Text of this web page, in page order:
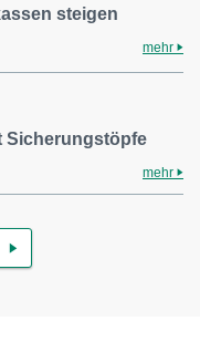
steigen
mehr
Sicherungstöpfe
mehr
